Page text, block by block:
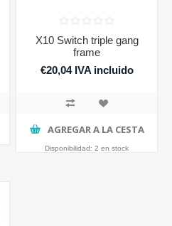
X10 Switch triple gang
frame
€20,04 IVA incluido
AGREGAR A LA CESTA
Disponibilidad: 2 en stock